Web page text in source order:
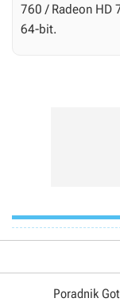
760 / Radeon HD
64-bit.
Poradnik